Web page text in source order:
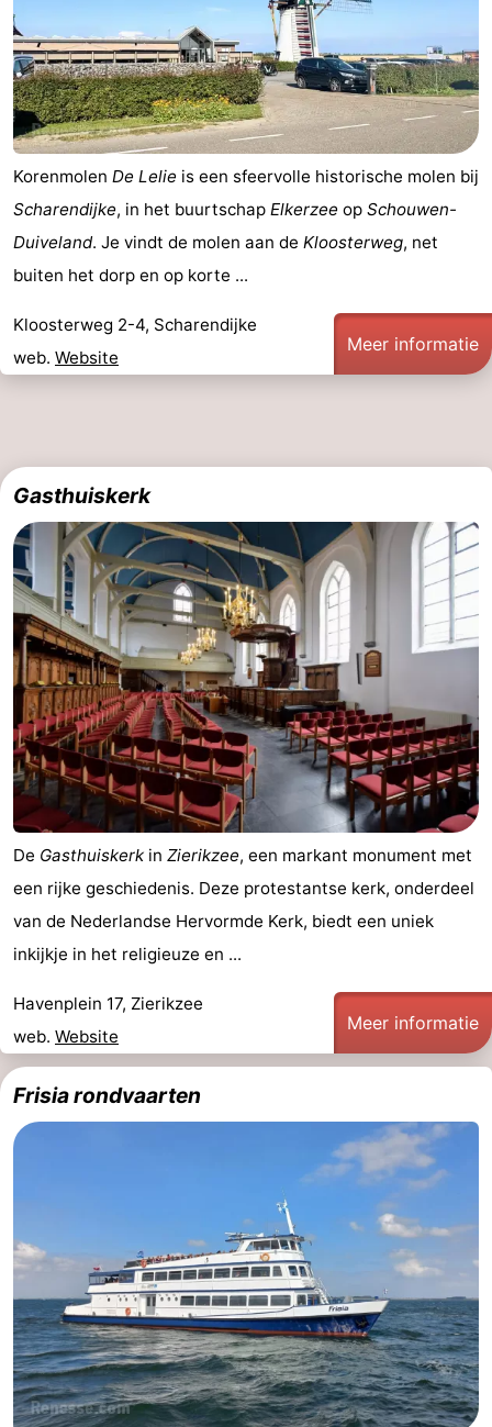
Schouwen-
Duiveland
-
Brouwershaven
-
Bruinisse
Zierikzee
-
Natuur
Oosterschelde
-
Burgh
van
Schouwen
Veere
-
Natuur
Oranjezon
-
Oostkapelle
-
Natuur
de
Mantelingen
-
Domburg
-
Zoutelande
-
Vlissingen
-
Middelburg
Weer
Contact
Korenmolen De Lelie is een sfeervolle historische molen bij
Scharendijke, in het buurtschap Elkerzee op Schouwen-
Duiveland. Je vindt de molen aan de Kloosterweg, net
buiten het dorp en op korte ...
Kloosterweg 2-4, Scharendijke
web. Website
Meer informatie
Gasthuiskerk
De Gasthuiskerk in Zierikzee, een markant monument met
een rijke geschiedenis. Deze protestantse kerk, onderdeel
van de Nederlandse Hervormde Kerk, biedt een uniek
inkijkje in het religieuze en ...
Havenplein 17, Zierikzee
web. Website
Meer informatie
Frisia rondvaarten